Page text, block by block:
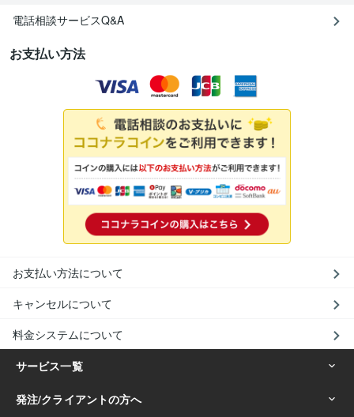
電話相談サービスQ&A
お支払い方法
お支払い方法について
キャンセルについて
料金システムについて